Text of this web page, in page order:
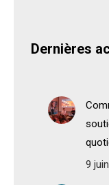
Dernières
9